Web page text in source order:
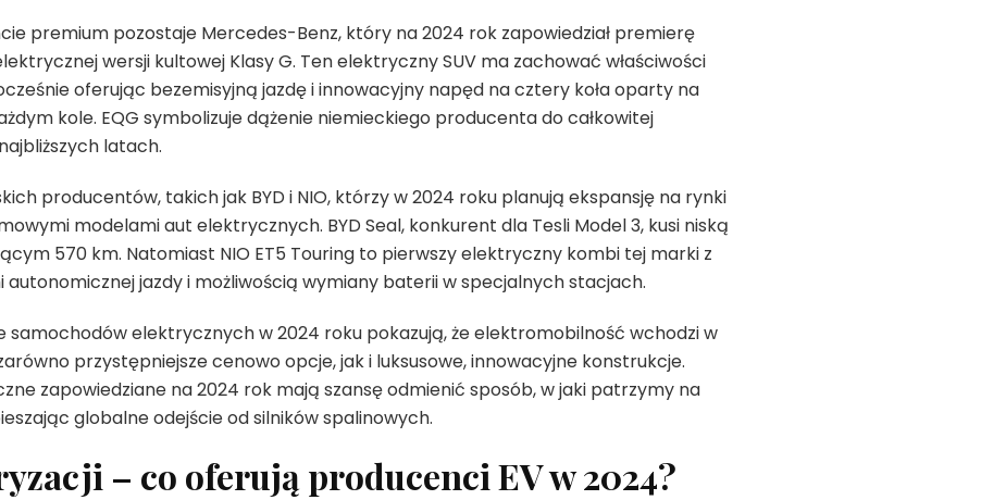
premium pozostaje Mercedes-Benz, który na 2024 rok zapowiedział premierę
wersji kultowej Klasy G. Ten elektryczny SUV ma zachować właściwości
oferując bezemisyjną jazdę i innowacyjny napęd na cztery koła oparty na
kole. EQG symbolizuje dążenie niemieckiego producenta do całkowitej
latach.
producentów, takich jak BYD i NIO, którzy w 2024 roku planują ekspansję na rynki
modelami aut elektrycznych. BYD Seal, konkurent dla Tesli Model 3, kusi niską
570 km. Natomiast NIO ET5 Touring to pierwszy elektryczny kombi tej marki z
jazdy i możliwością wymiany baterii w specjalnych stacjach.
samochodów elektrycznych w 2024 roku pokazują, że elektromobilność wchodzi w
przystępniejsze cenowo opcje, jak i luksusowe, innowacyjne konstrukcje.
zapowiedziane na 2024 rok mają szansę odmienić sposób, w jaki patrzymy na
globalne odejście od silników spalinowych.
– co oferują producenci EV w 2024?